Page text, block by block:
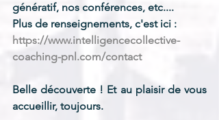
génératif, nos conférences, etc....
Plus de renseignements, c'est ici :
https://www.intelligencecollective-
coaching-pnl.com/contact
Belle découverte ! Et au plaisir de vous
accueillir, toujours.